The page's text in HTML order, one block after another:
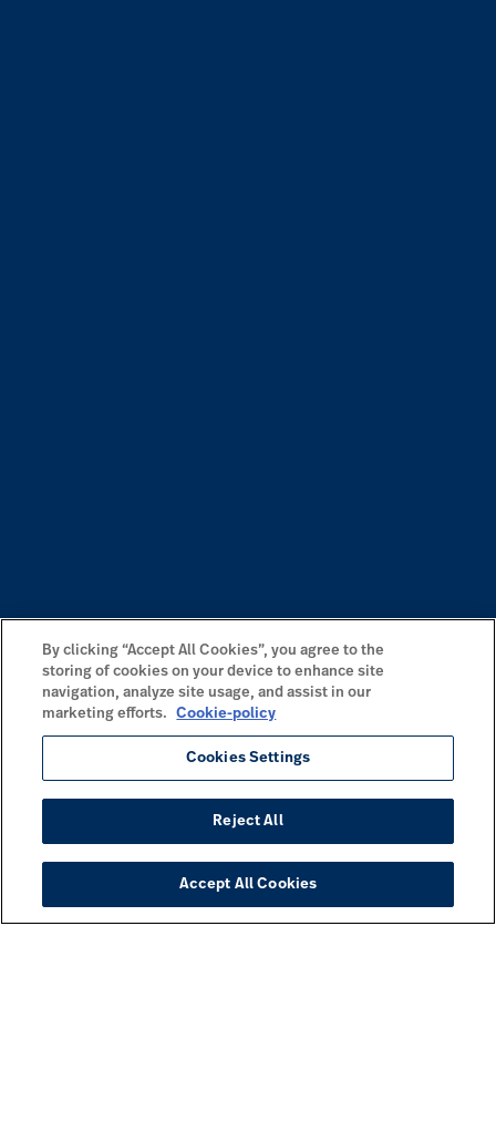
By clicking “Accept All Cookies”, you agree to the
storing of cookies on your device to enhance site
navigation, analyze site usage, and assist in our
marketing efforts.
Cookie-policy
Cookies Settings
Reject All
Accept All Cookies